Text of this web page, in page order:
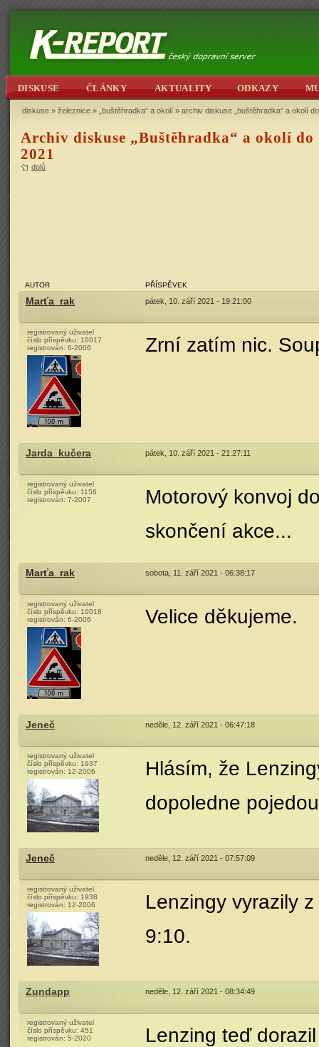
DISKUSE ČLÁNKY AKTUALITY ODKAZY
diskuse » železnice » „buštěhradka“ a okolí » archiv diskuse „buštěhradka“ a okolí
Archiv diskuse „Buštěhradka“ a okolí do
2021
dolů
AUTOR PŘÍSPĚVEK
Marťa_rak pátek, 10. září 2021 - 19:21:00
registrovaný uživatel
číslo příspěvku: 10017
registrován: 6-2006 Zrní zatím nic.
Jarda_kučera pátek, 10. září 2021 - 21:27:11
registrovaný uživatel
číslo příspěvku: 1156
registrován: 7-2007
Motorový konvoj
skončení akce...
Marťa_rak sobota, 11. září 2021 - 06:38:17
registrovaný uživatel
číslo příspěvku: 10018
registrován: 6-2006 Velice děkujeme.
Jeneč neděle, 12. září 2021 - 06:47:18
registrovaný uživatel
číslo příspěvku: 1937
registrován: 12-2006
Hlásím, že
dopoledne
Jeneč neděle, 12. září 2021 - 07:57:09
registrovaný uživatel
číslo příspěvku: 1938
registrován: 12-2006
Lenzingy vyrazily
9:10.
Zundapp neděle, 12. září 2021 - 08:34:49
registrovaný uživatel
číslo příspěvku: 451
registrován: 5-2020 Lenzing teď